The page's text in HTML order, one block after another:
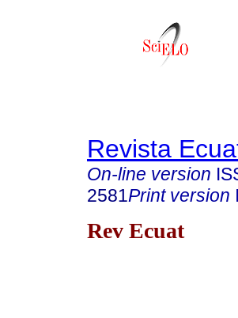
Revista
On-line version
2581Print version
Rev Ecuat